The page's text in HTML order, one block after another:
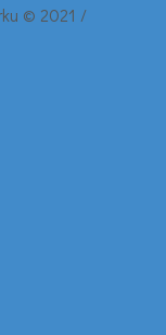
© 2021 /